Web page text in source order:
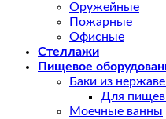
Оружейные
Пожарные
Офисные
Стеллажи
Пищевое
Баки из
Для
Моечные ванны